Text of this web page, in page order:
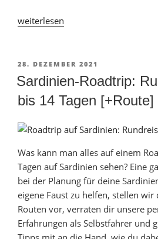
„Mietwagen
Tipps
für
Angebote“
weiterlesen
VERÖFFENTLICHT
AM
28. DEZEMBER 2021
Sardinien-Roadtrip:
bis 14 Tagen [+Route]
Was kann man alles auf einem
Tagen auf Sardinien sehen? Eine
bei der Planung für deine
eigene Faust zu helfen, stellen
Routen vor, verraten dir unsere
Erfahrungen als Selbstfahrer und